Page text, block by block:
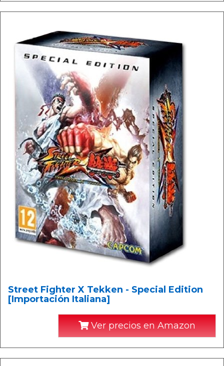
Street Fighter X Tekken - Special Edition
[Importación Italiana]
Ver precios en Amazon